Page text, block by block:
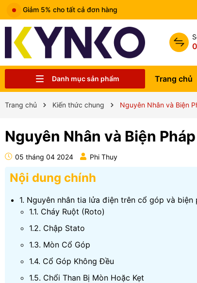
Miễn phí vận chuyển đơn hàng trên 1tr5
0
Danh mục sản phẩm Trang chủ
Trang chủ Kiến thức chung Nguyên Nhân và Biện
Nguyên Nhân và Biện
05 tháng 04 2024 Phi Thuy
Nội dung chính
1. Nguyên nhân tia lửa điện trên cổ góp và biện
1.1. Cháy Ruột (Roto)
1.2. Chập Stato
1.3. Mòn Cổ Góp
1.4. Cổ Góp Không Đều
1.5. Chổi Than Bị Mòn Hoặc Kẹt